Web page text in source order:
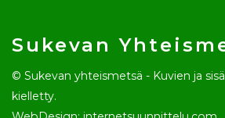
Sukevan
© Sukevan yhteismetsä - Kuvien ja
kielletty.